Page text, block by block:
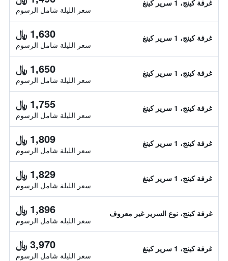
غرفة كينج، 1 سرير كينغ
سعر الليلة شامل الرسوم
غرفة كينج، 1 سرير كينغ 1,630 ﷼
سعر الليلة شامل الرسوم
غرفة كينج، 1 سرير كينغ 1,650 ﷼
سعر الليلة شامل الرسوم
غرفة كينج، 1 سرير كينغ 1,755 ﷼
سعر الليلة شامل الرسوم
غرفة كينج، 1 سرير كينغ 1,809 ﷼
سعر الليلة شامل الرسوم
غرفة كينج، 1 سرير كينغ 1,829 ﷼
سعر الليلة شامل الرسوم
غرفة كينج، نوع السرير غير معروف 1,896 ﷼
سعر الليلة شامل الرسوم
غرفة كينج، 1 سرير كينغ 3,970 ﷼
سعر الليلة شامل الرسوم